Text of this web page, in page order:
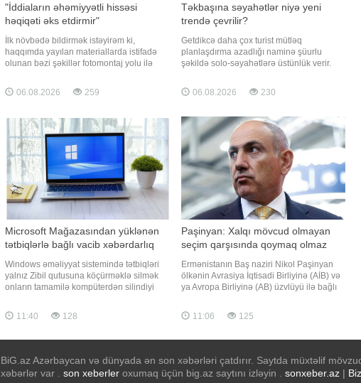
"İddiaların əhəmiyyətli hissəsi
həqiqəti əks etdirmir"
İlk növbədə bildirmək istəyirəm ki,
haqqımda yayılan materiallarda istifadə
olunan bəzi şəkillər fotomontaj yolu ilə
və ictimai rəyi məqsədli şəkildə yanlış
istiqamətə yönəltməyə xidmət edir. Fikir
ayrılmaz hissəsidir
06.08.2026 259
Təkbaşına səyahətlər niyə yeni
trendə çevrilir?
Getdikcə daha çox turist mütləq
planlaşdırma azadlığı naminə şüurlu
şəkildə solo-səyahətlərə üstünlük verir.
rəğbətlə yanaşırdılar: hesab olunurdu ki,
insan tək səyahətə yalnız şirkətin
Lakin bu gün vəziyyət kökündən dəyişib
06.08.2026 230
Microsoft Mağazasından yüklənən
tətbiqlərlə bağlı vacib xəbərdarlıq
Windows əməliyyat sistemində tətbiqləri
yalnız Zibil qutusuna köçürməklə silmək
onların tamamilə kompüterdən silindiyi
PCWorld nəşri məlumat yayıb. Nəşrin
məlumatına görə, Microsoft Mağazasından
11:40 128
Paşinyan: Xalqı mövcud olmayan
seçim qarşısında qoymaq olmaz
Ermənistanın Baş naziri Nikol Paşinyan
ölkənin Avrasiya İqtisadi Birliyinə (AİB) və
ya Avropa Birliyinə (AB) üzvlüyü ilə bağlı
tutulmadığını bildirib. xəbər verir ki, bu
barədə "Sputnik" agentliyi məlumat yayıb.
11:06 125
BiG.az Azərbaycan və dünyada ən son xəbərləri çatdırır. Saytda müxtəlif
xəbərlər var . son xeberler oxumaq üçün big.az saytını izləyin . sonxeber.az |